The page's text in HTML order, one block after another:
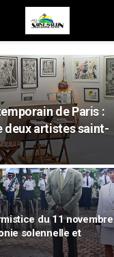
de Paris :
deux artistes saint-
du 11 novembre
solennelle et